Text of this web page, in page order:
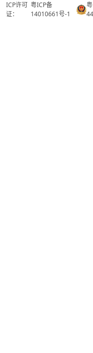
ICP许可
证：
粤ICP备
14010661号-1